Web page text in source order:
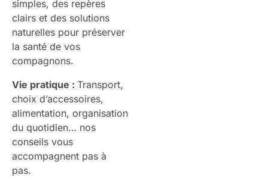
simples, des repères
clairs et des solutions
naturelles pour préserver
la santé de vos
compagnons.
Vie pratique : Transport,
choix d’accessoires,
alimentation, organisation
du quotidien… nos
conseils vous
accompagnent pas à
pas.